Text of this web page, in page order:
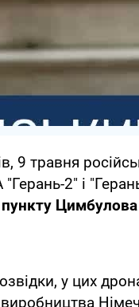
9 травня
2" і
Цимбулова
у цих